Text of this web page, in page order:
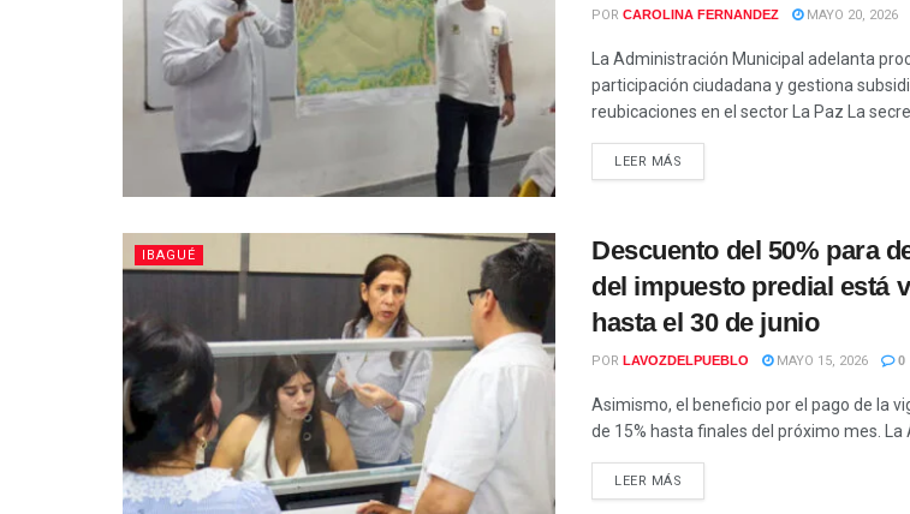
POR CAROLINA FERNANDEZ MAYO 20, 2026
La Administración Municipal adelanta
participación ciudadana y gestiona
reubicaciones en el sector La Paz La
LEER MÁS
IBAGUÉ
Descuento del 50% para
del impuesto predial está
hasta el 30 de junio
POR LAVOZDELPUEBLO MAYO 15, 2026 0
Asimismo, el beneficio por el pago de la
de 15% hasta finales del próximo mes. La
LEER MÁS